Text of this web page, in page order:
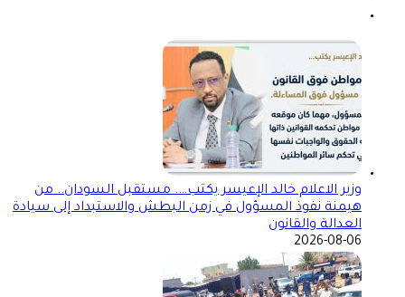
وزير الاعلام خالد الإعيسر يكتب…. مستقبل السودان.. من
هيمنة نفوذ المسؤول في زمن البطش والاستبداد إلى سيادة
العدالة والقانون
2026-08-06